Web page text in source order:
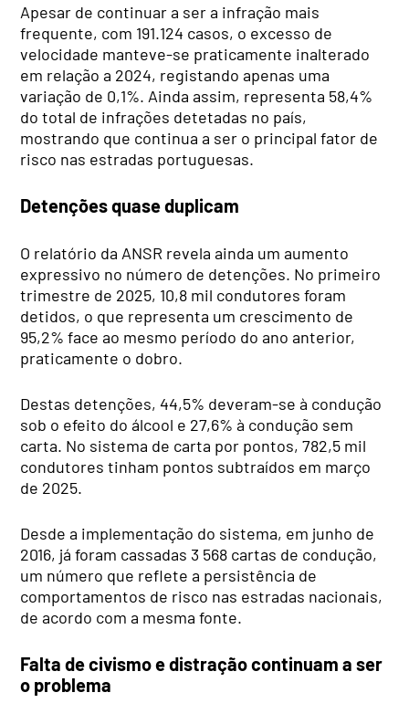
Apesar de continuar a ser a infração mais
frequente, com 191.124 casos, o excesso de
velocidade manteve-se praticamente inalterado
em relação a 2024, registando apenas uma
variação de 0,1%. Ainda assim, representa 58,4%
do total de infrações detetadas no país,
mostrando que continua a ser o principal fator de
risco nas estradas portuguesas.
Detenções quase duplicam
O relatório da ANSR revela ainda um aumento
expressivo no número de detenções. No primeiro
trimestre de 2025, 10,8 mil condutores foram
detidos, o que representa um crescimento de
95,2% face ao mesmo período do ano anterior,
praticamente o dobro.
Destas detenções, 44,5% deveram-se à condução
sob o efeito do álcool e 27,6% à condução sem
carta. No sistema de carta por pontos, 782,5 mil
condutores tinham pontos subtraídos em março
de 2025.
Desde a implementação do sistema, em junho de
2016, já foram cassadas 3 568 cartas de condução,
um número que reflete a persistência de
comportamentos de risco nas estradas nacionais,
de acordo com a mesma fonte.
Falta de civismo e distração continuam a ser
o problema